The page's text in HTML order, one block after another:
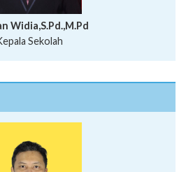
Widia,S.Pd.,M.Pd
Sekolah